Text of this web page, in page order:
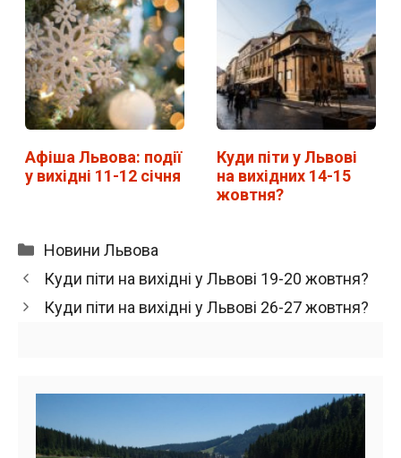
Афіша Львова: події
у вихідні 11-12 січня
Куди піти у Львові
на вихідних 14-15
жовтня?
Категорії
Новини Львова
Куди піти на вихідні у Львові 19-20 жовтня?
Куди піти на вихідні у Львові 26-27 жовтня?